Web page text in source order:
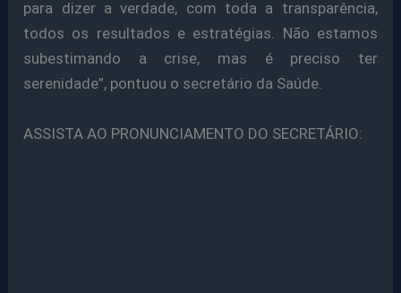
para dizer a verdade, com toda a transparência,
todos os resultados e estratégias. Não estamos
subestimando a crise, mas é preciso ter
serenidade”, pontuou o secretário da Saúde.
ASSISTA AO PRONUNCIAMENTO DO SECRETÁRIO: